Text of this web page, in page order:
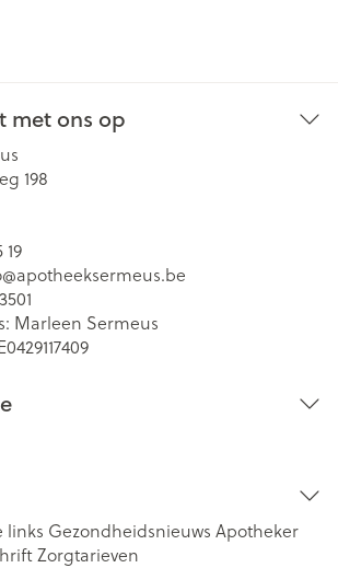
met ons op
198
19
apotheeksermeus.be
Marleen Sermeus
links Gezondheidsnieuws Apotheker
Zorgtarieven